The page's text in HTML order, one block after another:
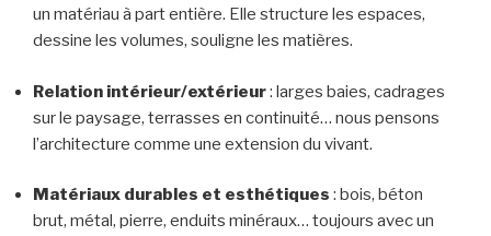
un matériau à part entière. Elle structure les espaces,
dessine les volumes, souligne les matières.
Relation intérieur/extérieur: larges baies, cadrages
sur le paysage, terrasses en continuité… nous pensons
l’architecture comme une extension du vivant.
Matériaux durables et esthétiques : bois, béton
brut, métal, pierre, enduits minéraux… toujours avec un